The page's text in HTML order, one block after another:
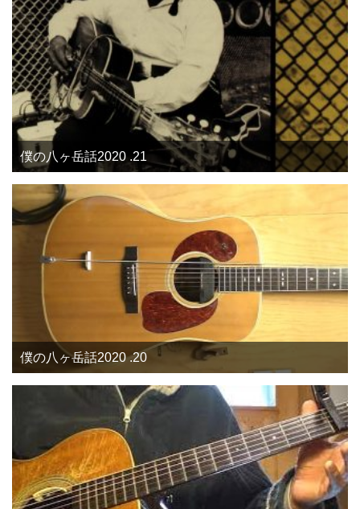
僕の八ヶ岳話2020 .21
僕の八ヶ岳話2020 .20